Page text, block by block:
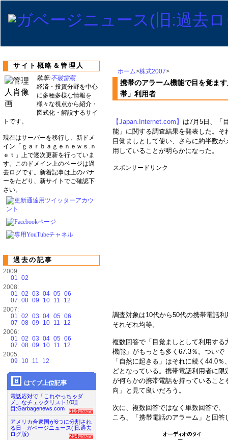
ホーム>株式2007>
携帯のアラーム機能で目を覚ま
帯」利用者
【Japan.Internet.com】 は7月5日、「
能」に関する調査結果を発表した。
目覚ましとして使い、さらに約半数
用していることが明らかになった。
スポンサードリンク
調査対象は10代から50代の携帯電話
それぞれ均等。
複数回答で「目覚ましとして利用す
機能」がもっとも多く67.3％。つい
「自然に起きる」はそれに続く44.0
どとなっている。携帯電話利用者に
が何らかの携帯電話を持っているこ
向」と見て良いだろう。
次に、複数回答ではなく単数回答で
ころ、「携帯電話のアラーム」と回
サイト概略＆管理人
執筆:不破雷蔵
経済・投資分野を中心
に多種多様な情報を
様々な視点から紹介・
図式化・解説するサイ
トです。
現在はサーバーを移行し、新ドメ
イン「ｇａｒｂａｇｅｎｅｗｓ.ｎ
ｅｔ」上で逐次更新を行っていま
す。このドメイン上のページは過
去ログです。新着記事は上のバナ
ーをたどり、新サイトでご確認下
さい。
過去の記事
2009:
01 02
2008:
01 02 03 04 05 06
07 08 09 10 11
12
2007:
01 02 03 04 05 06
07 08 09 10 11
12
2006:
01 02 03 04 05 06
07 08 09 10 11
12
2005:
09
10 11 12
はてブ上位記事
電話応対で「これやっちゃダ
メ」なチェックリスト10項
目:Garbagenews.com
316users
アメリカ合衆国が6つに分割され
る日 - ガベージニュース(旧:過去
ログ版)
254users